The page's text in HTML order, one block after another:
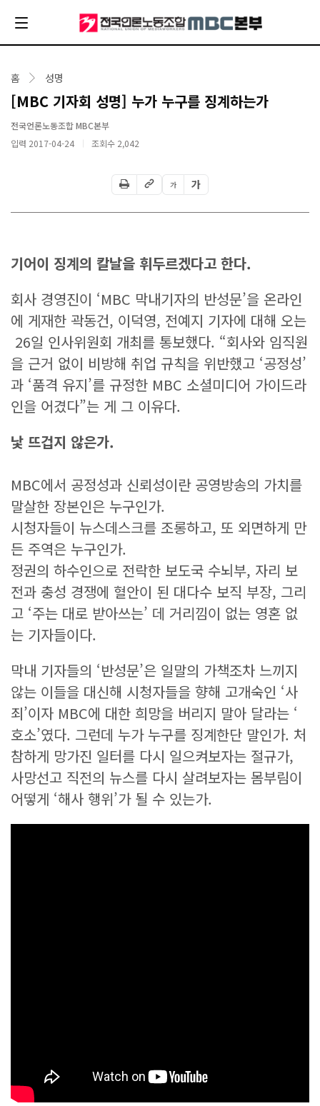
홈 성명
[MBC 기자회 성명] 누가 누구를 징계하는가
전국언론노동조합 MBC본부
입력 2017-04-24
조회수 2,042
가 가
기어이 징계의 칼날을 휘두르겠다고 한다.
회사 경영진이 ‘MBC 막내기자의 반성문’을 온라인
에 게재한 곽동건, 이덕영, 전예지 기자에 대해 오는
26일 인사위원회 개최를 통보했다. “회사와 임직원
을 근거 없이 비방해 취업 규칙을 위반했고 ‘공정성’
과 ‘품격 유지’를 규정한 MBC 소셜미디어 가이드라
인을 어겼다”는 게 그 이유다.
낯 뜨겁지 않은가.
MBC에서 공정성과 신뢰성이란 공영방송의 가치를
말살한 장본인은 누구인가.
시청자들이 뉴스데스크를 조롱하고, 또 외면하게 만
든 주역은 누구인가.
정권의 하수인으로 전락한 보도국 수뇌부, 자리 보
전과 충성 경쟁에 혈안이 된 대다수 보직 부장, 그리
고 ‘주는 대로 받아쓰는’ 데 거리낌이 없는 영혼 없
는 기자들이다.
막내 기자들의 ‘반성문’은 일말의 가책조차 느끼지
않는 이들을 대신해 시청자들을 향해 고개숙인 ‘사
죄’이자 MBC에 대한 희망을 버리지 말아 달라는 ‘
호소’였다. 그런데 누가 누구를 징계한단 말인가. 처
참하게 망가진 일터를 다시 일으켜보자는 절규가,
사망선고 직전의 뉴스를 다시 살려보자는 몸부림이
어떻게 ‘해사 행위’가 될 수 있는가.